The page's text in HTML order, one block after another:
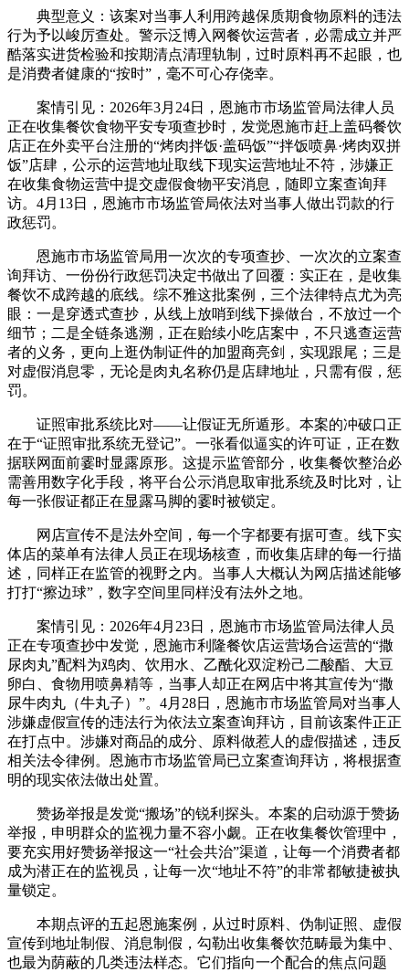
典型意义：该案对当事人利用跨越保质期食物原料的违法
行为予以峻厉查处。警示泛博入网餐饮运营者，必需成立并严
酷落实进货检验和按期清点清理轨制，过时原料再不起眼，也
是消费者健康的“按时”，毫不可心存侥幸。
案情引见：2026年3月24日，恩施市市场监管局法律人员
正在收集餐饮食物平安专项查抄时，发觉恩施市赶上盖码餐饮
店正在外卖平台注册的“烤肉拌饭·盖码饭”“拌饭喷鼻·烤肉双拼
饭”店肆，公示的运营地址取线下现实运营地址不符，涉嫌正
在收集食物运营中提交虚假食物平安消息，随即立案查询拜
访。4月13日，恩施市市场监管局依法对当事人做出罚款的行
政惩罚。
恩施市市场监管局用一次次的专项查抄、一次次的立案查
询拜访、一份份行政惩罚决定书做出了回覆：实正在，是收集
餐饮不成跨越的底线。综不雅这批案例，三个法律特点尤为亮
眼：一是穿透式查抄，从线上放哨到线下操做台，不放过一个
细节；二是全链条逃溯，正在贻续小吃店案中，不只逃查运营
者的义务，更向上逛伪制证件的加盟商亮剑，实现跟尾；三是
对虚假消息零，无论是肉丸名称仍是店肆地址，只需有假，惩
罚。
证照审批系统比对——让假证无所遁形。本案的冲破口正
在于“证照审批系统无登记”。一张看似逼实的许可证，正在数
据联网面前霎时显露原形。这提示监管部分，收集餐饮整治必
需善用数字化手段，将平台公示消息取审批系统及时比对，让
每一张假证都正在显露马脚的霎时被锁定。
网店宣传不是法外空间，每一个字都要有据可查。线下实
体店的菜单有法律人员正在现场核查，而收集店肆的每一行描
述，同样正在监管的视野之内。当事人大概认为网店描述能够
打打“擦边球”，数字空间里同样没有法外之地。
案情引见：2026年4月23日，恩施市市场监管局法律人员
正在专项查抄中发觉，恩施市利隆餐饮店运营场合运营的“撒
尿肉丸”配料为鸡肉、饮用水、乙酰化双淀粉己二酸酯、大豆
卵白、食物用喷鼻精等，当事人却正在网店中将其宣传为“撒
尿牛肉丸（牛丸子）”。4月28日，恩施市市场监管局对当事人
涉嫌虚假宣传的违法行为依法立案查询拜访，目前该案件正正
在打点中。涉嫌对商品的成分、原料做惹人的虚假描述，违反
相关法令律例。恩施市市场监管局已立案查询拜访，将根据查
明的现实依法做出处置。
赞扬举报是发觉“搬场”的锐利探头。本案的启动源于赞扬
举报，申明群众的监视力量不容小觑。正在收集餐饮管理中，
要充实用好赞扬举报这一“社会共治”渠道，让每一个消费者都
成为潜正在的监视员，让每一次“地址不符”的非常都敏捷被执
量锁定。
本期点评的五起恩施案例，从过时原料、伪制证照、虚假
宣传到地址制假、消息制假，勾勒出收集餐饮范畴最为集中、
也最为荫蔽的几类违法样态。它们指向一个配合的焦点问题